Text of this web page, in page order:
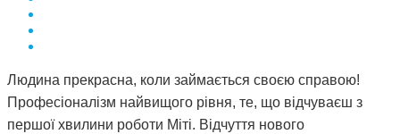
Людина прекрасна, коли займається своєю справою!
Професіоналізм найвищого рівня, те, що відчуваєш з
першої хвилини роботи Міті. Відчуття нового